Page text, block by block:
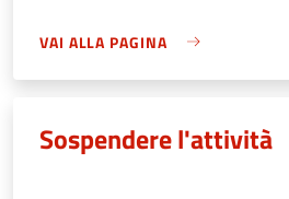
VAI ALLA PAGINA
Sospendere l'attività